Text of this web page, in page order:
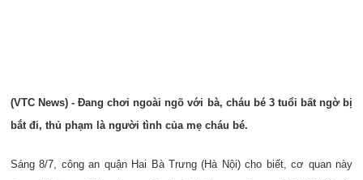
(VTC News) - Đang chơi ngoài ngõ với bà, cháu bé 3 tuổi bất ngờ bị
bắt đi, thủ phạm là người tình của mẹ cháu bé.
Sáng 8/7, công an quận Hai Bà Trưng (Hà Nội) cho biết, cơ quan này